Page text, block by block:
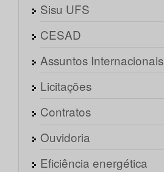
Sisu UFS
CESAD
Assuntos Internacionais
Licitações
Contratos
Ouvidoria
Eficiência energética